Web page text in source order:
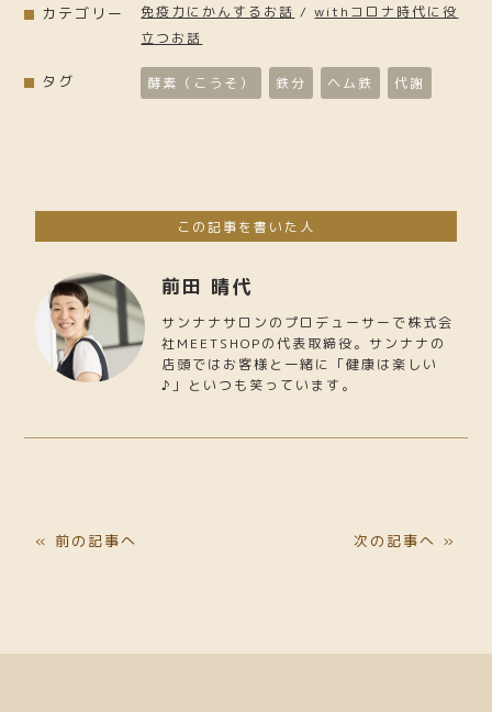
カテゴリー 免疫力にかんするお話 /withコロナ時代に役
立つお話
タグ 酵素（こうそ） 鉄分 ヘム鉄 代謝
この記事を書いた人
前田 晴代
サンナナサロンのプロデューサーで株式会
社MEETSHOPの代表取締役。サンナナの
店頭ではお客様と一緒に「健康は楽しい
♪」といつも笑っています。
« 前の記事へ 次の記事へ »